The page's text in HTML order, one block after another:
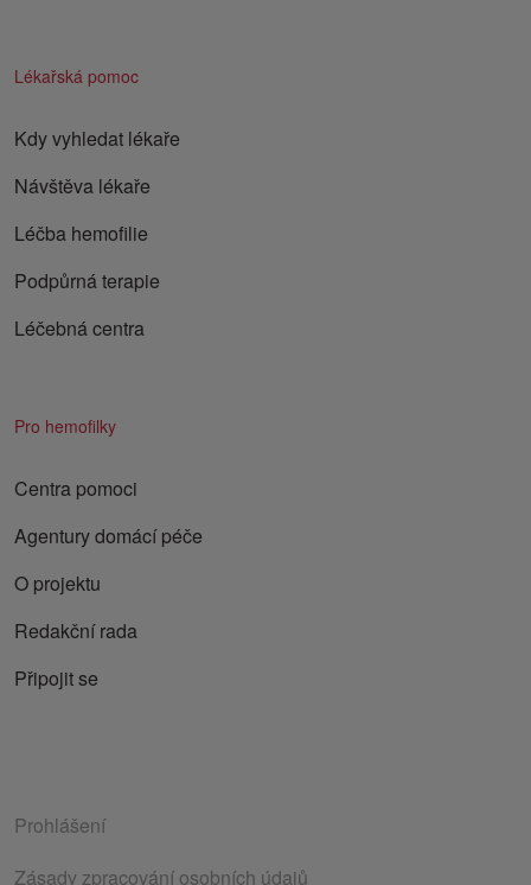
Lékařská pomoc
Kdy vyhledat lékaře
Návštěva lékaře
Léčba hemofilie
Podpůrná terapie
Léčebná centra
Pro hemofilky
Centra pomoci
Agentury domácí péče
O projektu
Redakční rada
Připojit se
Prohlášení
Zásady zpracování osobních údajů